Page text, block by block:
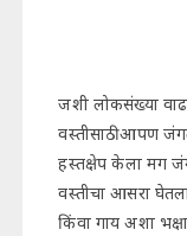
जशी लोकसंख्या
वस्तीसाठी आपण
हस्तक्षेप केला मग
वस्तीचा आसरा
किंवा गाय अशा